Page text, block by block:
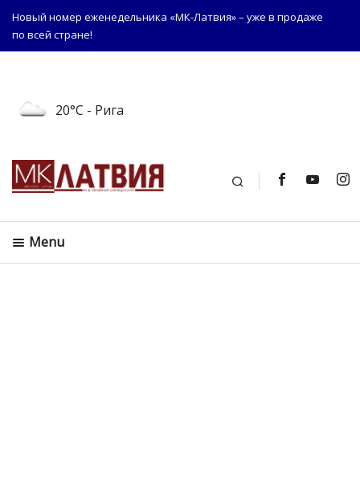
Новый номер еженедельника «МК-Латвия» – уже в продаже
по всей стране!
20°C - Рига
Поиск
Menu